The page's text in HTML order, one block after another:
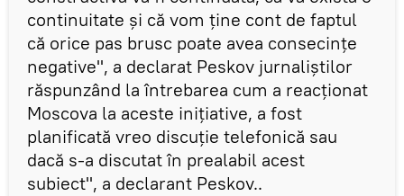
continuitate și că vom ține cont de faptul
că orice pas brusc poate avea consecințe
negative", a declarat Peskov jurnaliștilor
răspunzând la întrebarea cum a reacționat
Moscova la aceste inițiative, a fost
planificată vreo discuție telefonică sau
dacă s-a discutat în prealabil acest
subiect", a declarant Peskov..